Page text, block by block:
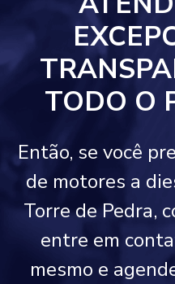
TODO O
Então, se você
de motores a
Torre de Pedra,
entre em
mesmo e